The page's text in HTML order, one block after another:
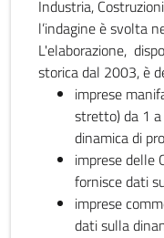
Industria,
l’indagine è svolta
L'elaborazione,
storica dal 2003, è
imprese
stretto) da 1
dinamica di
imprese delle
fornisce dati
imprese
dati sulla